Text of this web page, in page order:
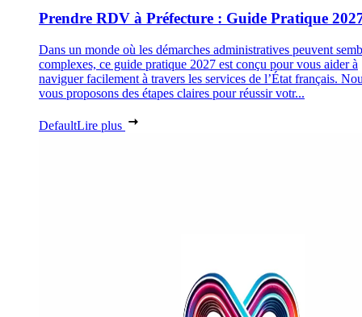
Prendre RDV à Préfecture : Guide Pratique
Dans un monde où les démarches administratives peuvent
complexes, ce guide pratique 2027 est conçu pour vous aider à
naviguer facilement à travers les services de l’État français.
vous proposons des étapes claires pour réussir votr...
DefaultLire plus